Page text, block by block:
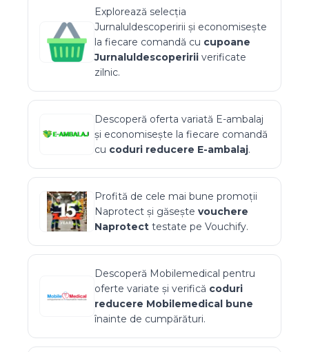
Explorează selecția
Jurnaluldescoperirii și economisește
la fiecare comandă cu cupoane
Jurnaluldescoperirii verificate
zilnic.
Descoperă oferta variată E-ambalaj
și economisește la fiecare comandă
cu coduri reducere E-ambalaj.
Profită de cele mai bune promoții
Naprotect și găsește vouchere
Naprotect testate pe Vouchify.
Descoperă Mobilemedical pentru
oferte variate și verifică coduri
reducere Mobilemedical bune
înainte de cumpărături.